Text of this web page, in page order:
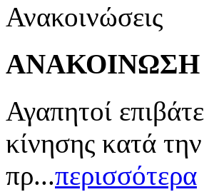
Ανακοινώσεις
ΑΝΑΚΟΙΝΩΣΗ
Αγαπητοί
κίνησης κατά
πρ...περισσότερα